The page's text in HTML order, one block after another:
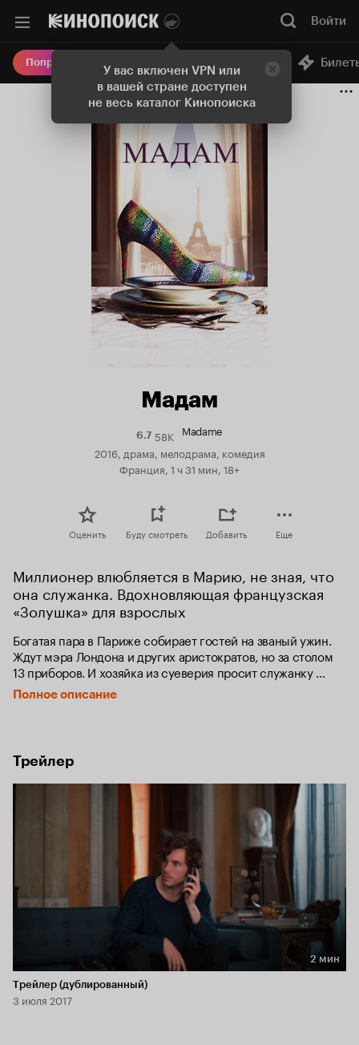
У вас включен VPN или
в вашей стране доступен
не весь каталог Кинопоиска
Войти
Попробовать Плюс Онлайн-кинотеатр
Мадам
6.7Рейтинг
6.7
58K Madame
2016, драма, мелодрама, комедия
Франция, 1 ч 31 мин, 18+
Оценить Буду смотреть Добавить Еще
Миллионер влюбляется в Марию, не зная, что
она служанка. Вдохновляющая французская
«Золушка» для взрослых
Богатая пара в Париже собирает гостей на званый ужин.
Ждут мэра Лондона и других аристократов, но за столом
13 приборов. И хозяйка из суеверия просит служанку
присоединиться к трапезе. Мария оказывается за столом
инкогнито, и в нее влюбляется богатый коллекционер
Полное описание
Трейлер
Длительность 2 мин
2 мин
Трейлер (дублированный)
3 июля 2017